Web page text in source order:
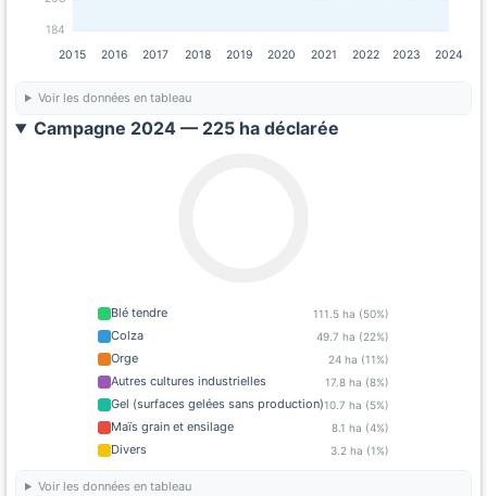
184
2015 2016 2017 2018 2019 2020 2021 2022 2023 2024
Voir les données en tableau
Campagne 2024 — 225 ha déclarée
Blé tendre 111.5 ha (50%)
Colza 49.7 ha (22%)
Orge 24 ha (11%)
Autres cultures industrielles 17.8 ha (8%)
Gel (surfaces gelées sans production)10.7 ha (5%)
Maïs grain et ensilage 8.1 ha (4%)
Divers 3.2 ha (1%)
Voir les données en tableau